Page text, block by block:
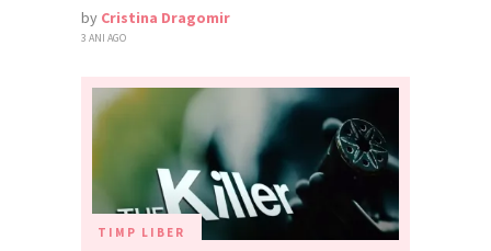
by Cristina Dragomir
3 ANI AGO
TIMP LIBER